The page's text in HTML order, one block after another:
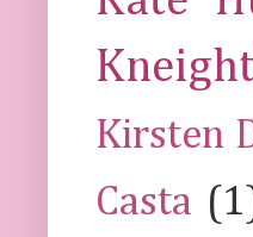
Kirsten
Casta